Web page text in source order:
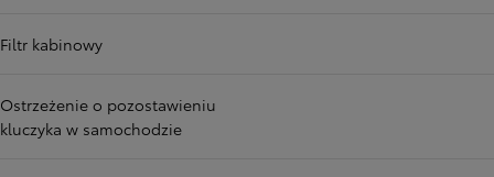
Filtr kabinowy
Ostrzeżenie o pozostawieniu
kluczyka w samochodzie